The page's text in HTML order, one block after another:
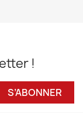
!
S’ABONNER